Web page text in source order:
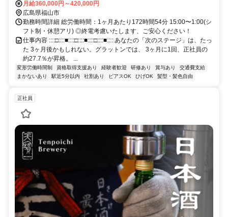
月給360,000円～420,000円
広島県福山市
勤務時間詳細 総労働時間：1ヶ月あたり172時間54分 15:00〜1:00(シ
フト制・休憩アリ) ◎終電考慮いたします、ご安心ください！
仕事内容 ::::□::::■::::□::::■::::□::::■:::: あなたの「次のステージ」は、たっ
た 3ヶ月後かもしれない。グラットンでは、 3ヶ月に1回、正社員の
約27.7％が昇格。 ...
変形労働時間制 資格取得支援あり 経験者歓迎 研修あり 賞与あり
交通費支給
まかないあり
駅近5分以内 社割あり ピアスOK ひげOK 髪型・髪色自由
正社員